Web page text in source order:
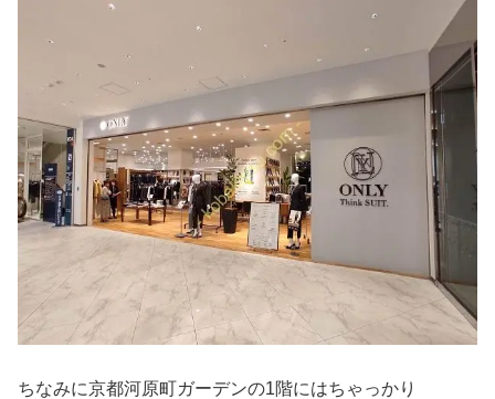
ちなみに京都河原町ガーデンの1階にはちゃっかり